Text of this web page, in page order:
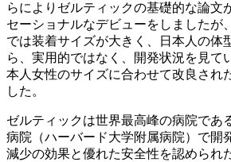
らによりゼルティックの基礎的な論文
セーショナルなデビューをしましたが
では装着サイズが大きく、日本人の体
ら、実用的ではなく、開発状況を見て
本人女性のサイズに合わせて改良され
した。
ゼルティックは世界最高峰の病院であ
病院（ハーバード大学附属病院）で開
減少の効果と優れた安全性を認められ